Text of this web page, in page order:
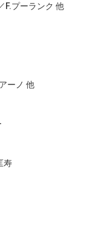
F.プーランク 他
ーノ 他
寿